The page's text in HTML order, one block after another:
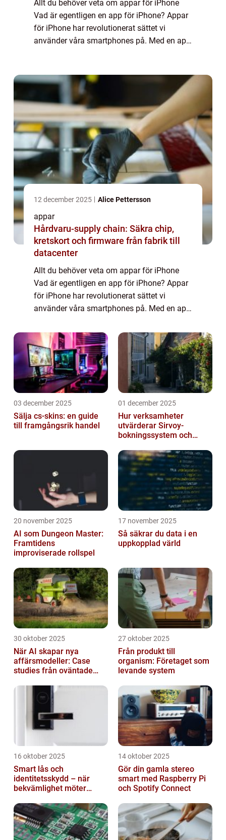
Allt du behöver veta om appar för iPhone
Vad är egentligen en app för iPhone? Appar
för iPhone har revolutionerat sättet vi
använder våra smartphones på. Med en app
12 december 2025 Alice Pettersson
appar
Hårdvaru-supply chain: Säkra chip,
kretskort och firmware från fabrik till
datacenter
Allt du behöver veta om appar för iPhone
Vad är egentligen en app för iPhone? Appar
för iPhone har revolutionerat sättet vi
använder våra smartphones på. Med en app
och tjänster direkt från din iPhone. ...
03 december 2025
Sälja cs-skins: en guide
till framgångsrik handel
01 december 2025
Hur verksamheter
utvärderar Sirvoy-
bokningssystem och
20 november 2025
AI som Dungeon Master:
Framtidens
improviserade rollspel
17 november 2025
Så säkrar du data i en
uppkopplad värld
30 oktober 2025
När AI skapar nya
affärsmodeller: Case
studies från oväntade
27 oktober 2025
Från produkt till
organism: Företaget som
levande system
16 oktober 2025
Smart lås och
identitetsskydd – när
bekvämlighet möter
14 oktober 2025
Gör din gamla stereo
smart med Raspberry Pi
och Spotify Connect